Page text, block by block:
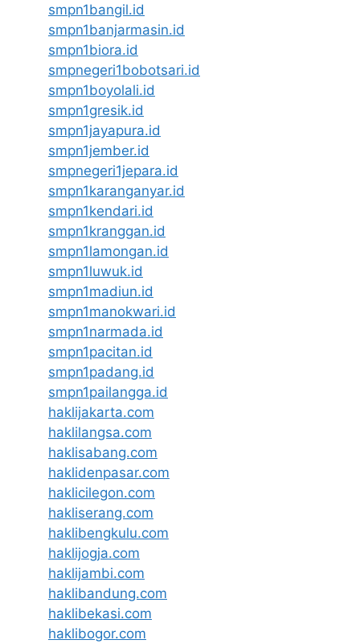
smpn1bangil.id
smpn1banjarmasin.id
smpn1biora.id
smpnegeri1bobotsari.id
smpn1boyolali.id
smpn1gresik.id
smpn1jayapura.id
smpn1jember.id
smpnegeri1jepara.id
smpn1karanganyar.id
smpn1kendari.id
smpn1kranggan.id
smpn1lamongan.id
smpn1luwuk.id
smpn1madiun.id
smpn1manokwari.id
smpn1narmada.id
smpn1pacitan.id
smpn1padang.id
smpn1pailangga.id
haklijakarta.com
haklilangsa.com
haklisabang.com
haklidenpasar.com
haklicilegon.com
hakliserang.com
haklibengkulu.com
haklijogja.com
haklijambi.com
haklibandung.com
haklibekasi.com
haklibogor.com